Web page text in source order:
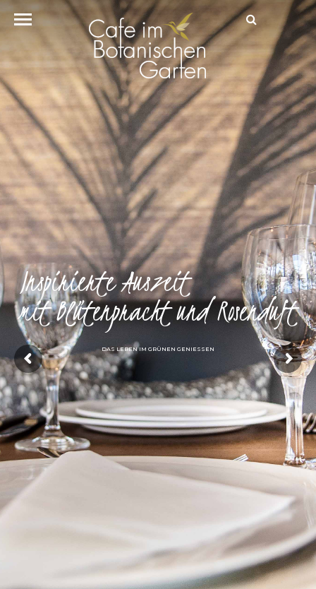
Inspirierte Auszeit
mit Blütenpracht und Rosenduft
DAS LEBEN IM GRÜNEN GENIESSEN